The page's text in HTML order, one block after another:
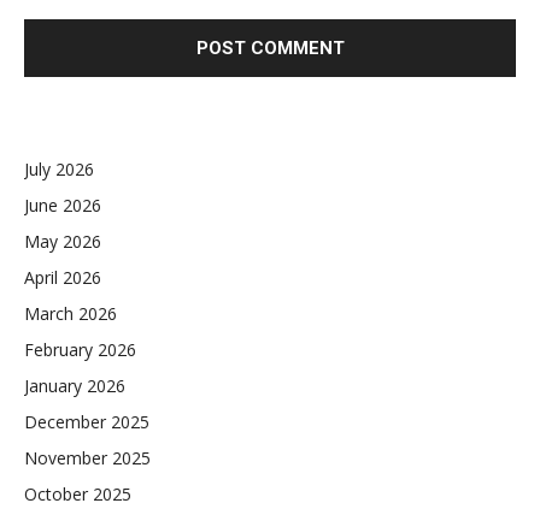
July 2026
June 2026
May 2026
April 2026
March 2026
February 2026
January 2026
December 2025
November 2025
October 2025